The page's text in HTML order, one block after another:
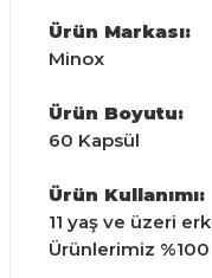
Ürün Markası:
Minox
Ürün Boyutu:
60 Kapsül
Ürün Kullanımı:
11 yaş ve üzeri
Ürünlerimiz